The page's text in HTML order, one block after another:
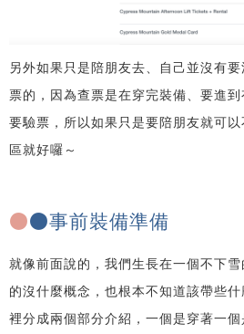
另外如果只是陪朋友去、自己並沒有
票的，因為查票是在穿完裝備、要進
要驗票，所以如果只是要陪朋友就可
區就好囉～
●●事前裝備準備
就像前面說的，我們生長在一個不下
的沒什麼概念，也根本不知道該帶些
裡分成兩個部分介紹，一個是穿著一個